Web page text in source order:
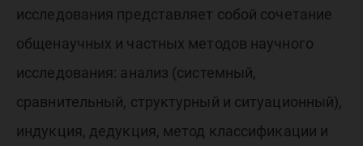
исследования представляет собой сочетание
общенаучных и частных методов научного
исследования: анализ (системный,
сравнительный, структурный и ситуационный),
индукция, дедукция, метод классификации и